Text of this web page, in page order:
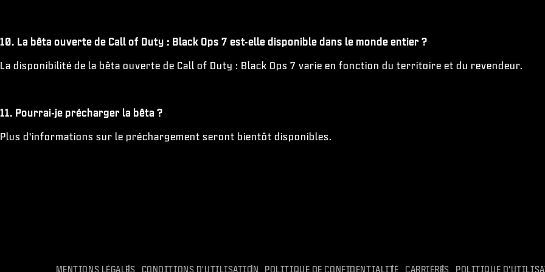
10. La bêta ouverte de Call of Duty : Black Ops 7 est-elle disponible dans le monde entier ?
La disponibilité de la bêta ouverte de Call of Duty : Black Ops 7 varie en fonction du territoire et du revendeur.
11. Pourrai-je précharger la bêta ?
Plus d'informations sur le préchargement seront bientôt disponibles.
MENTIONS LÉGALES CONDITIONS D'UTILISATION POLITIQUE DE CONFIDENTIALITÉ CARRIÈRES POLITIQUE